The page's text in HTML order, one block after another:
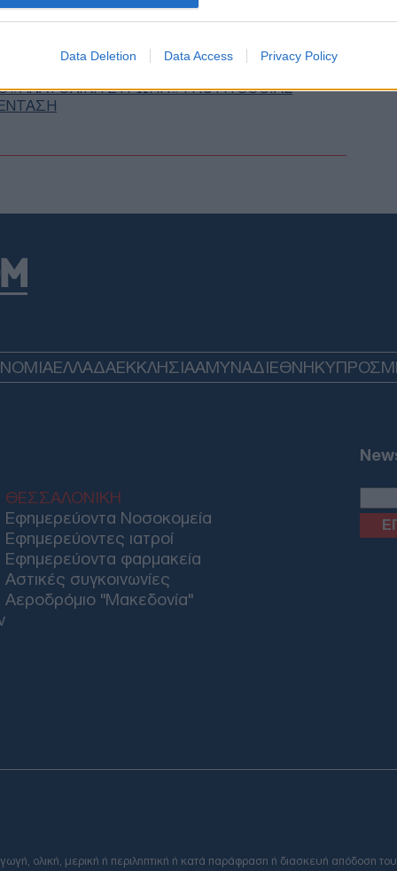
Data Deletion Data Access Privacy Policy
ΑΝΑΤΟΛΙΚΗ ΕΥΡΩΠΗ
TRUTH SOCIAL
το
ΕΛΛΑΔΑΕΚΚΛΗΣΙΑΑΜΥΝΑΔΙΕΘΝΗΚΥΠΡΟΣ
ΘΕΣΣΑΛΟΝΙΚΗ
Εφημερεύοντα Νοσοκομεία
Εφημερεύοντες ιατροί
Εφημερεύοντα φαρμακεία
Αστικές συγκοινωνίες
Αεροδρόμιο "Μακεδονία"
ολική, μερική ή περιληπτική ή κατά παράφραση ή διασκευή απόδοση